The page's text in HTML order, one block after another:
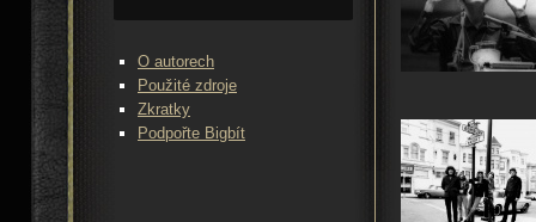
O autorech
Použité zdroje
Zkratky
Podpořte Bigbít